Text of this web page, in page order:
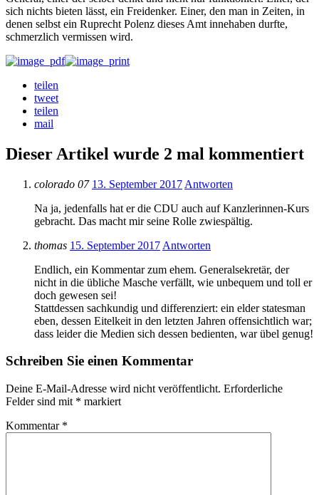
sich nichts bieten lässt, ein Freidenker. Einer, den man in Zeiten, in
denen selbst ein Ruprecht Polenz dieses Amt innehaben durfte,
schmerzlich vermissen wird.
teilen
tweet
teilen
mail
Dieser Artikel wurde 2 mal kommentiert
colorado 07 13. September 2017 Antworten
Na ja, jedenfalls hat er die CDU auch auf Kanzlerinnen-Kurs
gebracht. Das macht mir seine Rolle zwiespältig.
thomas 15. September 2017 Antworten
Endlich, ein Kommentar zum ehem. Generalsekretär, der
nicht in die übliche Masche verfällt, wie unbequem und toll er
doch gewesen sei!
Stattdessen sachkundig und differenziert: ein elder statesman
eben, dessen Eitelkeit in den letzten Jahren offensichtlich war;
dass leider die Medien sich dessen bedienten, war übel genug!
Schreiben Sie einen Kommentar
Deine E-Mail-Adresse wird nicht veröffentlicht. Erforderliche
Felder sind mit * markiert
Kommentar *